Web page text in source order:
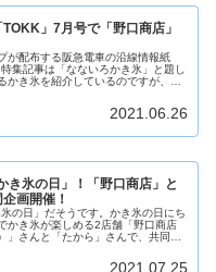
」7月号で「野口商店」
が配布する阪急電車の沿線情報紙
集記事は「なないろかき氷」と題し
かき氷を紹介しているのですが、そ
2021.06.26
き氷の日」！「野口商店」と
画開催！
の日」だそうです。かき氷の日にち
かき氷が楽しめる2店舗「野口商店
」さんと「たから」さんで、共同の
2021.07.25